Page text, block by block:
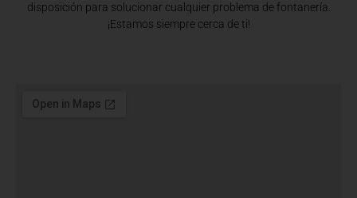
disposición para solucionar cualquier problema de fontanería.
¡Estamos siempre cerca de ti!